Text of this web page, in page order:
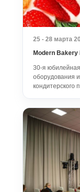
25 - 28 марта
Modern Bakery
30-я
оборудования
кондитерского